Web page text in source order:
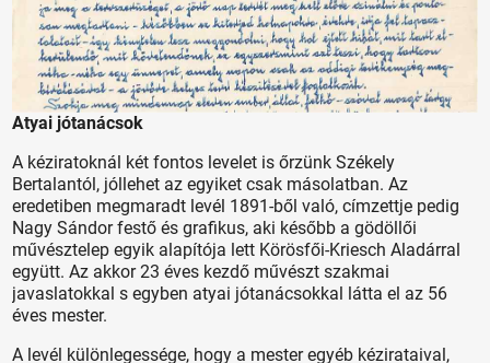
Atyai jótanácsok
A kéziratoknál két fontos levelet is őrzünk Székely
Bertalantól, jóllehet az egyiket csak másolatban. Az
eredetiben megmaradt levél 1891-ből való, címzettje pedig
Nagy Sándor festő és grafikus, aki később a gödöllői
művésztelep egyik alapítója lett Körösfői-Kriesch Aladárral
együtt. Az akkor 23 éves kezdő művészt szakmai
javaslatokkal s egyben atyai jótanácsokkal látta el az 56
éves mester.
A levél különlegessége, hogy a mester egyéb kézirataival,